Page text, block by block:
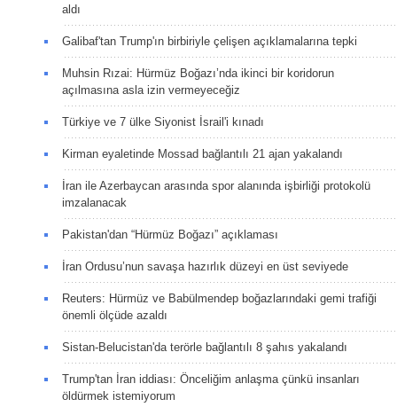
aldı
Galibaf'tan Trump'ın birbiriyle çelişen açıklamalarına tepki
Muhsin Rızai: Hürmüz Boğazı’nda ikinci bir koridorun
açılmasına asla izin vermeyeceğiz
Türkiye ve 7 ülke Siyonist İsrail'i kınadı
Kirman eyaletinde Mossad bağlantılı 21 ajan yakalandı
İran ile Azerbaycan arasında spor alanında işbirliği protokolü
imzalanacak
Pakistan'dan “Hürmüz Boğazı” açıklaması
İran Ordusu’nun savaşa hazırlık düzeyi en üst seviyede
Reuters: Hürmüz ve Babülmendep boğazlarındaki gemi trafiği
önemli ölçüde azaldı
Sistan-Belucistan'da terörle bağlantılı 8 şahıs yakalandı
Trump'tan İran iddiası: Önceliğim anlaşma çünkü insanları
öldürmek istemiyorum